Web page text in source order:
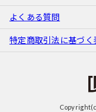
よくある質問
特定商取引法に基づく